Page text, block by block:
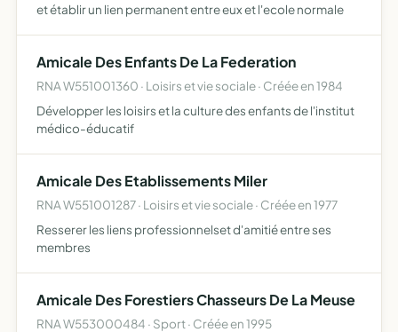
et établir un lien permanent entre eux et l'ecole normale
Amicale Des Enfants De La Federation
RNA W551001360 · Loisirs et vie sociale · Créée en 1984
Développer les loisirs et la culture des enfants de l'institut
médico-éducatif
Amicale Des Etablissements Miler
RNA W551001287 · Loisirs et vie sociale · Créée en 1977
Resserer les liens professionnelset d'amitié entre ses
membres
Amicale Des Forestiers Chasseurs De La Meuse
RNA W553000484 · Sport · Créée en 1995